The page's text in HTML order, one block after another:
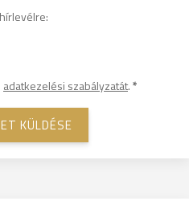
adatkezelési szabályzatát.*